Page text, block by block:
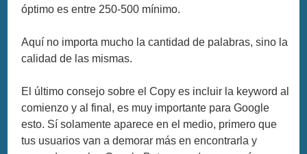
óptimo es entre 250-500 mínimo.
Aquí no importa mucho la cantidad de palabras, sino la
calidad de las mismas.
El último consejo sobre el Copy es incluir la keyword al
comienzo y al final, es muy importante para Google
esto. Sí solamente aparece en el medio, primero que
tus usuarios van a demorar más en encontrarla y